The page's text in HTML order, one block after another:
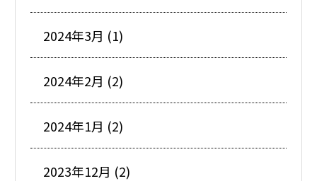
2024年3月 (1)
2024年2月 (2)
2024年1月 (2)
2023年12月 (2)